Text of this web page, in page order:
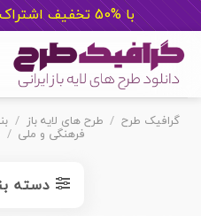
با %50 تخفیف اشتراک بخر
content
گرافیک طرح / طرح های لایه باز /
فرهنگی و ملی /
دسته